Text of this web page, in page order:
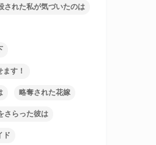
された私が気づいたのは
す！
略奪された花嫁
さらった彼は
ド